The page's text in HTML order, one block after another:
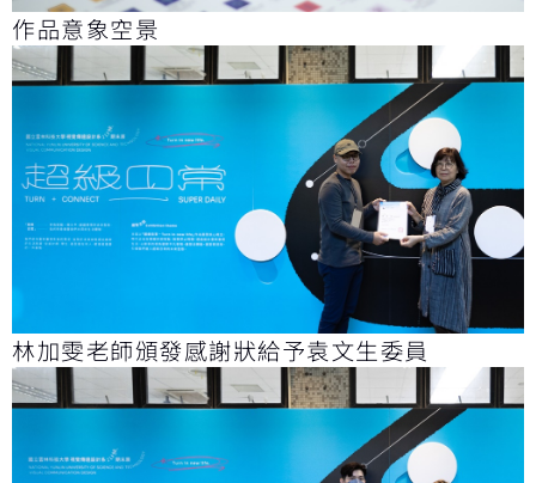
作品意象空景
林加雯老師頒發感謝狀給予袁文生委員